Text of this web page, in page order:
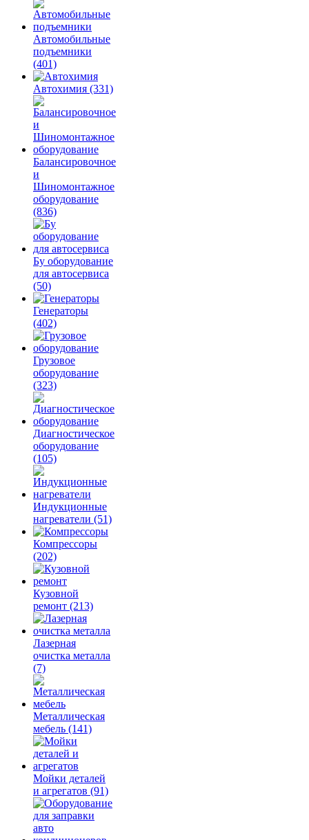
Автомобильные
подъемники
(401)
Автохимия (331)
Балансировочное
и
Шиномонтажное
оборудование
(836)
Бу оборудование
для автосервиса
(50)
Генераторы
(402)
Грузовое
оборудование
(323)
Диагностическое
оборудование
(105)
Индукционные
нагреватели (51)
Компрессоры
(202)
Кузовной
ремонт (213)
Лазерная
очистка металла
(7)
Металлическая
мебель (141)
Мойки деталей
и агрегатов (91)